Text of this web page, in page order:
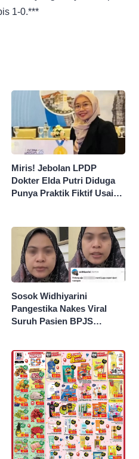
1-0.***
Miris! Jebolan LPDP
Dokter Elda Putri Diduga
Punya Praktik Fiktif Usai
Sosok Widhiyarini
Pangestika Nakes Viral
Suruh Pasien BPJS
Meninggal